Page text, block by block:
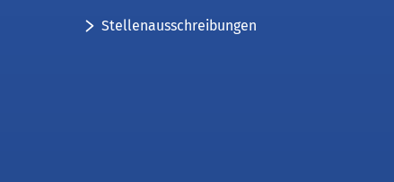
Stellenausschreibungen